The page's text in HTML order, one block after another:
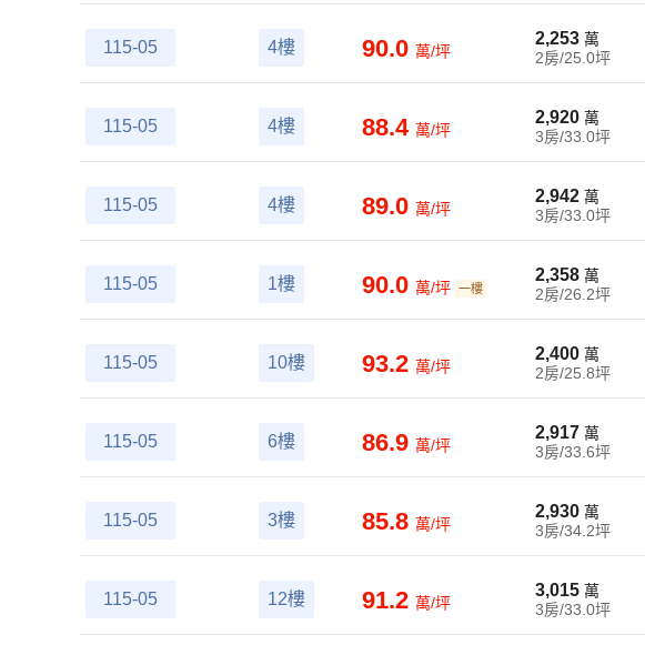
115-05 4樓 90.0 萬/坪
2,253 萬
2房/25.0坪
115-05 4樓 88.4 萬/坪
2,920 萬
3房/33.0坪
115-05 4樓 89.0 萬/坪
2,942 萬
3房/33.0坪
115-05 1樓 90.0 萬/坪 一樓
2,358 萬
2房/26.2坪
115-05 10樓 93.2 萬/坪
2,400 萬
2房/25.8坪
115-05 6樓 86.9 萬/坪
2,917 萬
3房/33.6坪
115-05 3樓 85.8 萬/坪
2,930 萬
3房/34.2坪
115-05 12樓 91.2 萬/坪
3,015 萬
3房/33.0坪